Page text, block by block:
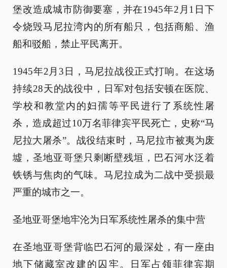
堡改造成城市防御要塞，并在1945年2月1日下
令烧毁马尼拉湾内的所有船只，包括商船、渔
船和驳船，禁止平民离开。
1945年2月3日，马尼拉战役正式打响。在这场
持续28天的战役中，日军对包括安顿在医院、
学校和教堂内的妇孺等平民进行了系统性屠
杀，造成超过10万名菲律宾平民死亡，史称“马
尼拉大屠杀”。战役结束时，马尼拉市被夷为废
墟，圣地亚哥堡只剩断壁残垣，巴石河水泛着
铁锈与焦肉的气味。马尼拉成为二战中受损最
严重的城市之一。
圣地亚哥堡地牢沦为日军系统性屠杀的集中营
在圣地亚哥堡背临巴石河的最深处，有一座由
地下储藏室改建的囚牢。日军占领菲律宾期